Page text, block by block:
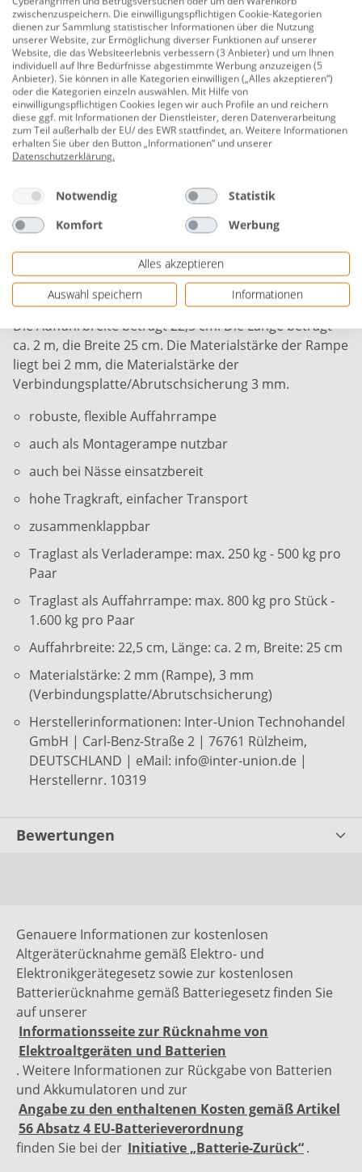
kann auf ein kleineres Maß zusammengeklappt
werden. Mithin kann sie einfach gelagert und
transportiert werden. Sie passt bequem in den
Kofferraum.
Die Auffahrrampe besteht aus einem stabilen Material.
Die UNITEC® Auffahrrampe klappbar 200x25 cm 2x
verfügt über eine Traglast als Verladerampe von max.
250 kg (500 kg pro Paar). Die Traglast als Auffahrrampe
ist rutschfest und daher auch bei feuchten und nassen
Bedingungen bzw. Reifen einsetzbar. Die
Rutschfestigkeit verdankt sie einer gelochten
Oberfläche und ausgeprägten Querrillen. Es handelt
sich daher um eine stabile und rutschfeste
Auffahrrampe bei zugleich niedrigem Gewicht.
Die Auffahrbreite beträgt 22,5 cm. Die Länge beträgt
ca. 2 m, die Breite 25 cm. Die Materialstärke der Rampe
liegt bei 2 mm, die Materialstärke der
Verbindungsplatte/Abrutschsicherung 3 mm.
robuste, flexible Auffahrrampe
auch als Montagerampe nutzbar
auch bei Nässe einsatzbereit
hohe Tragkraft, einfacher Transport
zusammenklappbar
Traglast als Verladerampe: max. 250 kg - 500 kg pro
Paar
Traglast als Auffahrrampe: max. 800 kg pro Stück -
1.600 kg pro Paar
Auffahrbreite: 22,5 cm, Länge: ca. 2 m, Breite: 25 cm
Materialstärke: 2 mm (Rampe), 3 mm
(Verbindungsplatte/Abrutschsicherung)
Herstellerinformationen: Inter-Union Technohandel
GmbH | Carl-Benz-Straße 2 | 76761 Rülzheim,
DEUTSCHLAND | eMail: info@inter-union.de |
Herstellernr. 10319
Bewertungen
Genauere Informationen zur kostenlosen
Altgeräterücknahme gemäß Elektro- und
Elektronikgerätegesetz sowie zur kostenlosen
Batterierücknahme gemäß Batteriegesetz finden Sie
auf unserer
Informationsseite zur Rücknahme von
Elektroaltgeräten und Batterien
. Weitere Informationen zur Rückgabe von Batterien
und Akkumulatoren und zur
Angabe zu den enthaltenen Kosten gemäß Artikel
56 Absatz 4 EU-Batterieverordnung
finden Sie bei der Initiative „Batterie-Zurück“.
zwischenzuspeichern. Die einwilligungspflichtigen Cookie-Kategorien
dienen zur Sammlung statistischer Informationen über die Nutzung
unserer Website, zur Ermöglichung diverser Funktionen auf unserer
Website, die das Websiteerlebnis verbessern (3 Anbieter) und um Ihnen
individuell auf Ihre Bedürfnisse abgestimmte Werbung anzuzeigen (5
Anbieter). Sie können in alle Kategorien einwilligen („Alles akzeptieren“)
oder die Kategorien einzeln auswählen. Mit Hilfe von
einwilligungspflichtigen Cookies legen wir auch Profile an und reichern
diese ggf. mit Informationen der Dienstleister, deren Datenverarbeitung
zum Teil außerhalb der EU/ des EWR stattfindet, an. Weitere Informationen
erhalten Sie über den Button „Informationen“ und unserer
Datenschutzerklärung.
Notwendig
Statistik
Komfort
Werbung
Alles akzeptieren
Auswahl speichern
Informationen